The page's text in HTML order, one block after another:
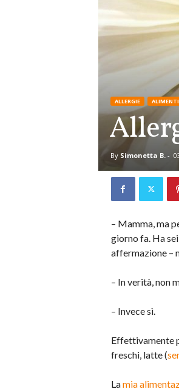
ALLERGIE ALIMENTI
By Simonetta B.-
– Mamma, ma
giorno fa. Ha
affermazione –
– In verità, non
– Invece sì.
Effettivamente
freschi, latte (
Lamia